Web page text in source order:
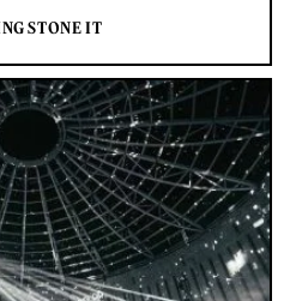
STONE IT